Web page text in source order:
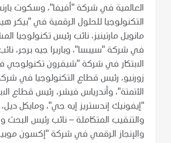
العالمية في شركة "أفيفا"، وسكوت
التكنولوجيا للحلول الرقمية في "بيكر
مانويل مارتينيز، نائب رئيس تكنولوجيا
في شركة "سيبسا"، وباربرا جيه برجر،
الابتكار في شركة "شيفرون تكنولوجي
زورنيو، رئيس قطاع التكنولوجيا في
الأتمتة"، وأندرياس فيشر، رئيس قطاع
"إيفونيك إندستريز إيه جي"، ومايكل
والتنقيب المتكاملة – نائب رئيس البحث
والإنجاز الرقمي في شركة "إكسون